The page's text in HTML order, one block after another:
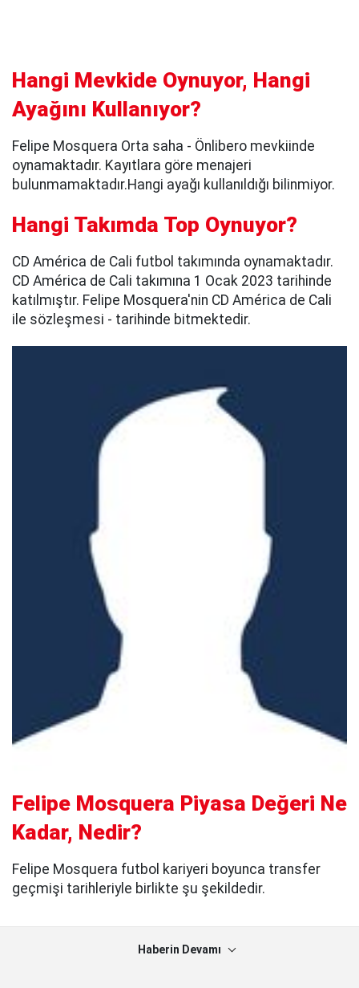
Hangi Mevkide Oynuyor, Hangi
Ayağını Kullanıyor?
Felipe Mosquera Orta saha - Önlibero mevkiinde
oynamaktadır. Kayıtlara göre menajeri
bulunmamaktadır.Hangi ayağı kullanıldığı bilinmiyor.
Hangi Takımda Top Oynuyor?
CD América de Cali futbol takımında oynamaktadır.
CD América de Cali takımına 1 Ocak 2023 tarihinde
katılmıştır. Felipe Mosquera'nin CD América de Cali
ile sözleşmesi - tarihinde bitmektedir.
Felipe Mosquera Piyasa Değeri Ne
Kadar, Nedir?
Felipe Mosquera futbol kariyeri boyunca transfer
geçmişi tarihleriyle birlikte şu şekildedir.
Haberin Devamı